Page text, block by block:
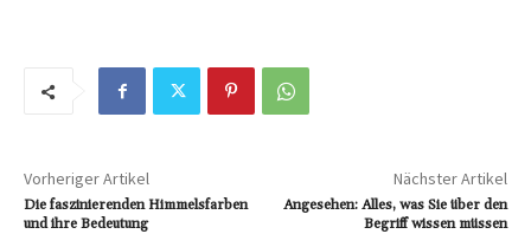
Vorheriger Artikel
Die faszinierenden Himmelsfarben
und ihre Bedeutung
Nächster Artikel
Angesehen: Alles, was Sie über den
Begriff wissen müssen